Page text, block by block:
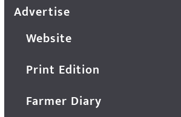
Advertise
Website
Print Edition
Farmer Diary